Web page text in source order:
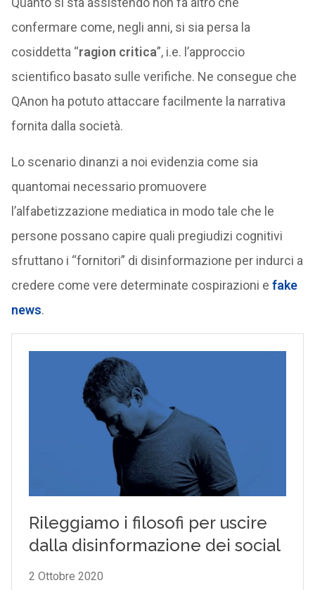
confermare come, negli anni, si sia persa la
cosiddetta “ragion critica”, i.e. l’approccio
scientifico basato sulle verifiche. Ne consegue che
QAnon ha potuto attaccare facilmente la narrativa
fornita dalla società.
Lo scenario dinanzi a noi evidenzia come sia
quantomai necessario promuovere
l’alfabetizzazione mediatica in modo tale che le
persone possano capire quali pregiudizi cognitivi
sfruttano i “fornitori” di disinformazione per indurci a
credere come vere determinate cospirazioni e fake
news.